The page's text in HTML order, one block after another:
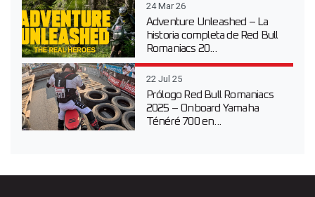
24 Mar 26
Adventure Unleashed – La
historia completa de Red Bull
Romaniacs 20...
22 Jul 25
Prólogo Red Bull Romaniacs
2025 – Onboard Yamaha
Ténéré 700 en...